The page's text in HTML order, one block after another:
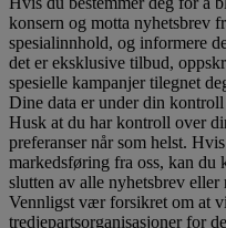
konsern og motta nyhetsbrev
spesialinnhold, og informere
det er eksklusive tilbud,
spesielle kampanjer tilegnet
Dine data er under din kontroll
Husk at du har kontroll over
preferanser når som helst.
markedsføring fra oss, kan du
slutten av alle nyhetsbrev eller
Vennligst vær forsikret om at
tredjepartsorganisasjoner for